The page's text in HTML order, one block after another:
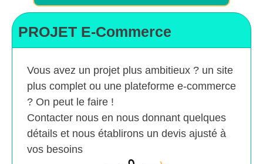
PROJET E-Commerce
Vous avez un projet plus ambitieux ? un site
plus complet ou une plateforme e-commerce
? On peut le faire !
Contacter nous en nous donnant quelques
détails et nous établirons un devis ajusté à
vos besoins